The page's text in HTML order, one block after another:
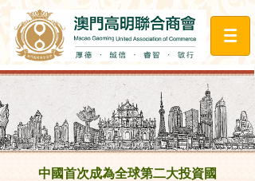
中國首次成為全球第二大投資國